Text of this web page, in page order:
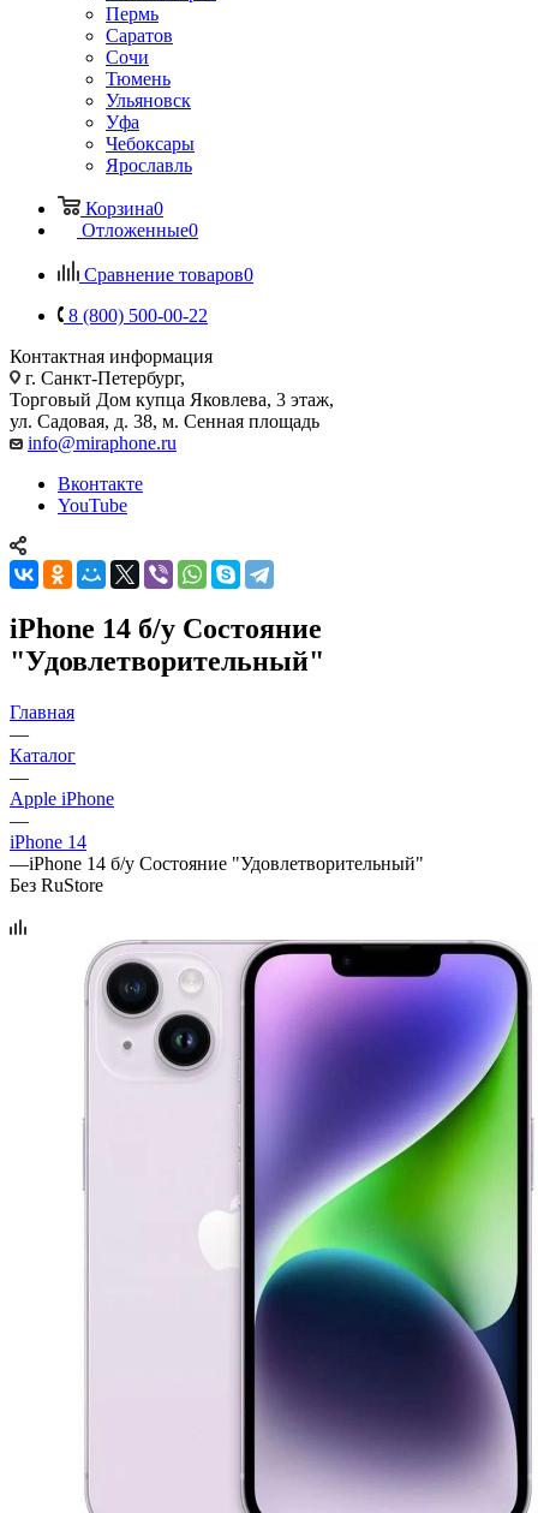
Пермь
Саратов
Сочи
Тюмень
Ульяновск
Уфа
Чебоксары
Ярославль
Корзина0
Отложенные0
Сравнение товаров0
8 (800) 500-00-22
Контактная информация
г. Санкт-Петербург,
Торговый Дом купца Яковлева, 3 этаж,
ул. Садовая, д. 38, м. Сенная площадь
info@miraphone.ru
Вконтакте
YouTube
iPhone 14 б/у Состояние
"Удовлетворительный"
Главная
—
Каталог
—
Apple iPhone
—
iPhone 14
—iPhone 14 б/у Состояние "Удовлетворительный"
Без RuStore